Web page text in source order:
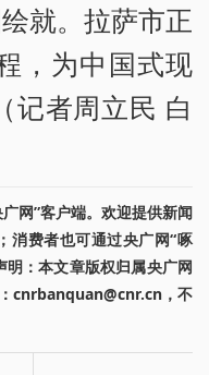
就。拉萨市正
，为中国式现
记者周立民 白
网”客户端。欢迎提供新闻
消费者也可通过央广网“啄
：本文章版权归属央广网
cnrbanquan@cnr.cn，不